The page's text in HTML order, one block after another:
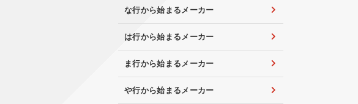
な行から始まるメーカー
は行から始まるメーカー
ま行から始まるメーカー
や行から始まるメーカー